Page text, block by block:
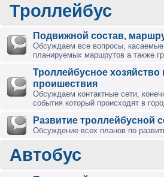
Троллейбус
Подвижной состав,
Обсуждаем все вопросы,
планируемых маршрутов а также
Троллейбусное
проишествия
Обсуждаем контактные сети,
события который происходят в
Развитие троллейбусной
Обсуждение всех планов по
Автобус